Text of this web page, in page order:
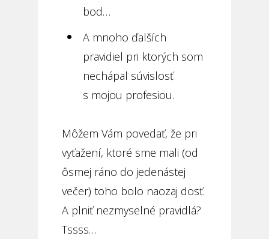
bod…
A mnoho ďalších
pravidiel pri ktorých som
nechápal súvislosť
s mojou profesiou.
Môžem Vám povedať, že pri
vyťažení, ktoré sme mali (od
ôsmej ráno do jedenástej
večer) toho bolo naozaj dosť.
A plniť nezmyselné pravidlá?
Tssss…